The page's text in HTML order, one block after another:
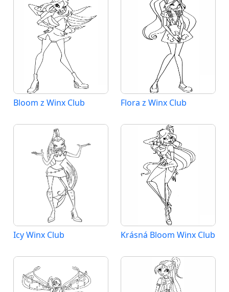
Bloom z Winx Club Flora z Winx Club
Icy Winx Club Krásná Bloom Winx Club